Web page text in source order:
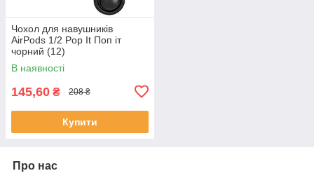
Чохол для навушників
AirPods 1/2 Pop It Поп іт
чорний (12)
В наявності
145,60 ₴ 208 ₴
Купити
Про нас